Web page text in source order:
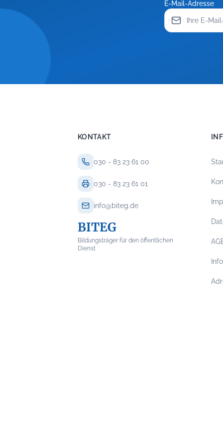
E-Mail-Adresse
KONTAKT
030 - 83 23 61 00
030 - 83 23 61 01
info@biteg.de
BITEG
Bildungsträger für den öffentlichen
Dienst